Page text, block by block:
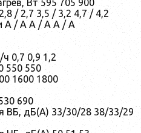
Вт 595 705 900
/ 2,7 3,5 / 3,2 4,7 / 4,2
A / A A / A A / A
0,7 0,9 1,2
550 550
1600 1800
690
ВБ, дБ(А) 33/30/28 38/33/29